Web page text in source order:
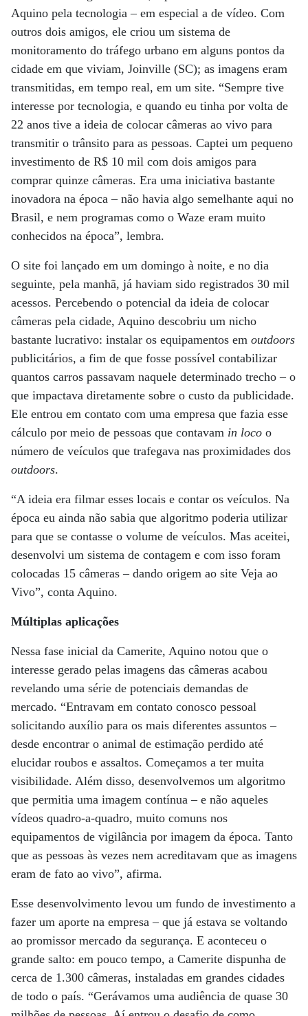
Aquino pela tecnologia – em especial a de vídeo. Com
outros dois amigos, ele criou um sistema de
monitoramento do tráfego urbano em alguns pontos da
cidade em que viviam, Joinville (SC); as imagens eram
transmitidas, em tempo real, em um site. “Sempre tive
interesse por tecnologia, e quando eu tinha por volta de
22 anos tive a ideia de colocar câmeras ao vivo para
transmitir o trânsito para as pessoas. Captei um pequeno
investimento de R$ 10 mil com dois amigos para
comprar quinze câmeras. Era uma iniciativa bastante
inovadora na época – não havia algo semelhante aqui no
Brasil, e nem programas como o Waze eram muito
conhecidos na época”, lembra.
O site foi lançado em um domingo à noite, e no dia
seguinte, pela manhã, já haviam sido registrados 30 mil
acessos. Percebendo o potencial da ideia de colocar
câmeras pela cidade, Aquino descobriu um nicho
bastante lucrativo: instalar os equipamentos em outdoors
publicitários, a fim de que fosse possível contabilizar
quantos carros passavam naquele determinado trecho – o
que impactava diretamente sobre o custo da publicidade.
Ele entrou em contato com uma empresa que fazia esse
cálculo por meio de pessoas que contavam in loco o
número de veículos que trafegava nas proximidades dos
outdoors.
“A ideia era filmar esses locais e contar os veículos. Na
época eu ainda não sabia que algoritmo poderia utilizar
para que se contasse o volume de veículos. Mas aceitei,
desenvolvi um sistema de contagem e com isso foram
colocadas 15 câmeras – dando origem ao site Veja ao
Vivo”, conta Aquino.
Múltiplas aplicações
Nessa fase inicial da Camerite, Aquino notou que o
interesse gerado pelas imagens das câmeras acabou
revelando uma série de potenciais demandas de
mercado. “Entravam em contato conosco pessoal
solicitando auxílio para os mais diferentes assuntos –
desde encontrar o animal de estimação perdido até
elucidar roubos e assaltos. Começamos a ter muita
visibilidade. Além disso, desenvolvemos um algoritmo
que permitia uma imagem contínua – e não aqueles
vídeos quadro-a-quadro, muito comuns nos
equipamentos de vigilância por imagem da época. Tanto
que as pessoas às vezes nem acreditavam que as imagens
eram de fato ao vivo”, afirma.
Esse desenvolvimento levou um fundo de investimento a
fazer um aporte na empresa – que já estava se voltando
ao promissor mercado da segurança. E aconteceu o
grande salto: em pouco tempo, a Camerite dispunha de
cerca de 1.300 câmeras, instaladas em grandes cidades
de todo o país. “Gerávamos uma audiência de quase 30